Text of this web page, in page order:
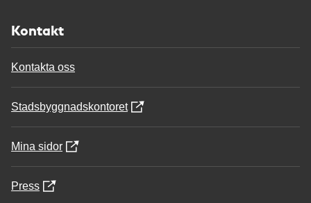
Kontakt
Kontakta oss
Stadsbyggnadskontoret
Mina sidor
Press